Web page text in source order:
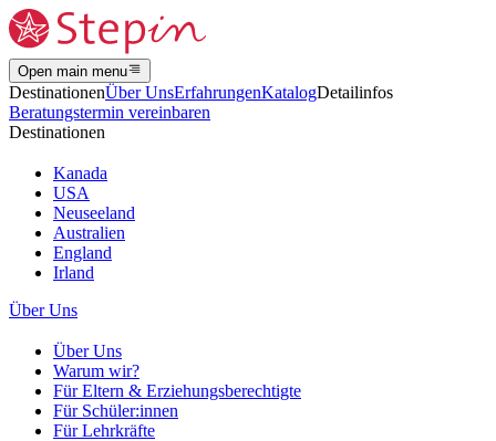
Open main menu
DestinationenÜber UnsErfahrungenKatalogDetailinfos
Beratungstermin vereinbaren
Destinationen
Kanada
USA
Neuseeland
Australien
England
Irland
Über Uns
Über Uns
Warum wir?
Für Eltern & Erziehungsberechtigte
Für Schüler:innen
Für Lehrkräfte